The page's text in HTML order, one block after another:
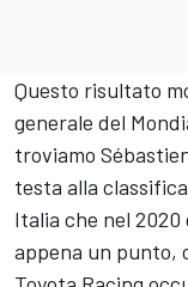
Questo risultato
generale del
troviamo
testa alla
Italia che nel
appena un punto,